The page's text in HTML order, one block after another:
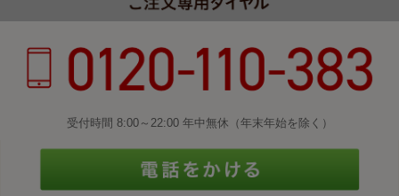
受付時間 8:00～22:00 年中無休（年末年始を除く）